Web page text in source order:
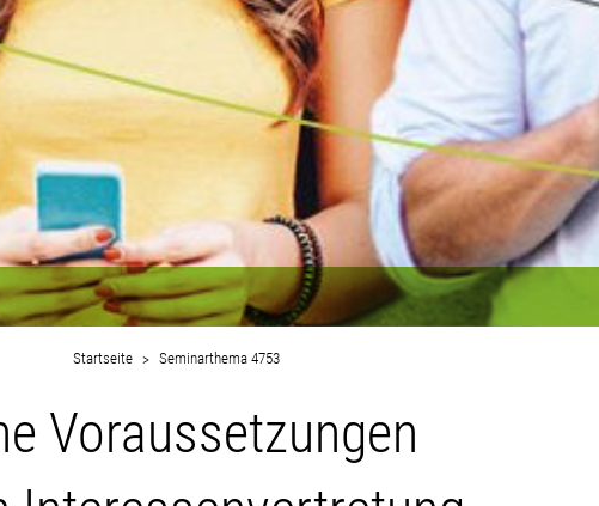
Startseite Seminarthema 4753
Voraussetzungen